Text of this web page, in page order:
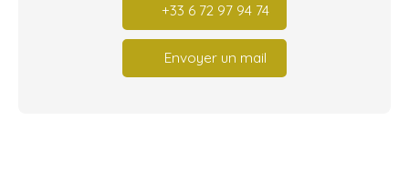
+33 6 72 97 94 74
Envoyer un mail